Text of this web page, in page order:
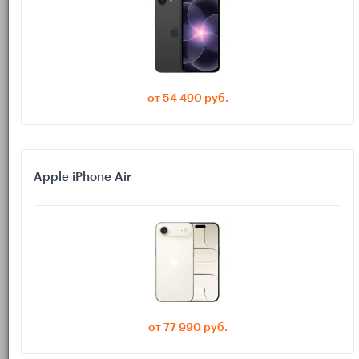
Вы пишете пару часов в день и хотите периодически
и готовы на радикальную тишину.
Лучше сначала сделать режим максимально
жёстким, а затем по чуть-чуть ослаблять. Так
вы быстрее поймёте, какие уведомления и
от 54 490 руб.
Apple iPhone Air
от 77 990 руб.